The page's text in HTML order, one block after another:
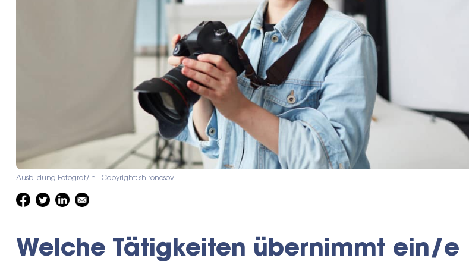
Ausbildung Fotograf/in - Copyright: shironosov
Welche Tätigkeiten übernimmt ein/e